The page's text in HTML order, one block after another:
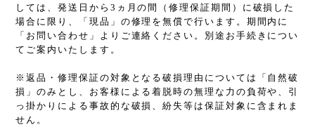
しては、発送日から3ヵ月の間（修理保証期間）に破損した
場合に限り、「現品」の修理を無償で行います。期間内に
「お問い合わせ」よりご連絡ください。別途お手続きについ
てご案内いたします。
※返品・修理保証の対象となる破損理由については「自然破
損」のみとし、お客様による着脱時の無理な力の負荷や、引
っ掛かりによる事故的な破損、紛失等は保証対象に含まれま
せん。